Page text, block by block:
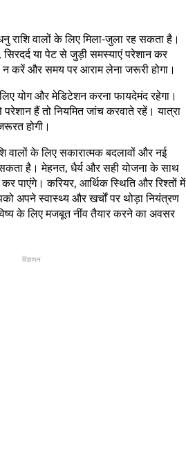
राशि वालों के लिए मिला-जुला रह सकता है।
या पेट से जुड़ी समस्याएं परेशान कर
न करें और समय पर आराम लेना जरूरी होगा।
योग और मेडिटेशन करना फायदेमंद रहेगा।
हैं तो नियमित जांच करवाते रहें। यात्रा
होगी।
के लिए सकारात्मक बदलावों और नई
सकता है। मेहनत, धैर्य और सही योजना के साथ
पाएंगे। करियर, आर्थिक स्थिति और रिश्तों में
अपने स्वास्थ्य और खर्चों पर थोड़ा नियंत्रण
के लिए मजबूत नींव तैयार करने का अवसर
विज्ञापन